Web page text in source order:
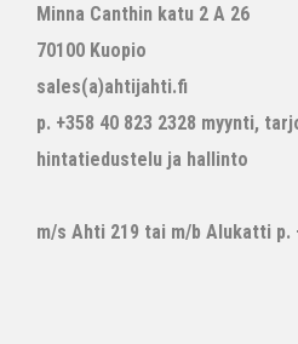
Minna Canthin katu 2 A 26
70100 Kuopio
sales(a)ahtijahti.fi
p. +358 40 823 2328 myynti,
hintatiedustelu ja hallinto
m/s Ahti 219 tai m/b Alukatti p.